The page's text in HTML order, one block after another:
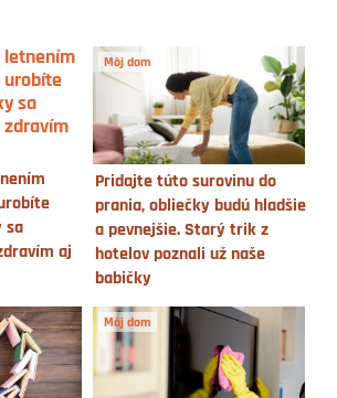
sa
aj
Môj dom
Pridajte túto surovinu do
prania, obliečky budú hladšie
a pevnejšie. Starý trik z
hotelov poznali už naše
babičky
Môj dom